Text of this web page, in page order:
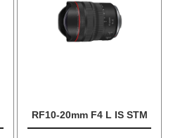
RF10-20mm F4 L IS STM